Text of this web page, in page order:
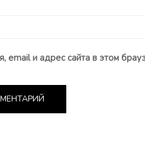
email и адрес сайта в этом